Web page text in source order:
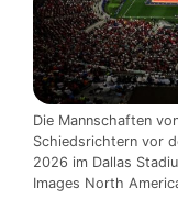
Die Mannschaften
Schiedsrichtern vor
2026 im Dallas
Images North